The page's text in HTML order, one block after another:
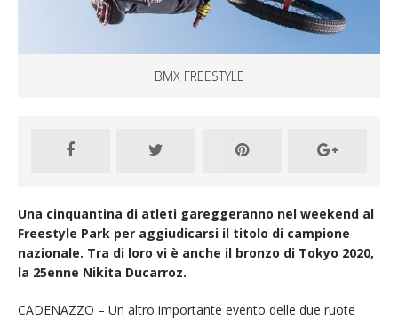
BMX FREESTYLE
Una cinquantina di atleti gareggeranno nel weekend al
Freestyle Park per aggiudicarsi il titolo di campione
nazionale. Tra di loro vi è anche il bronzo di Tokyo 2020,
la 25enne Nikita Ducarroz.
CADENAZZO – Un altro importante evento delle due ruote